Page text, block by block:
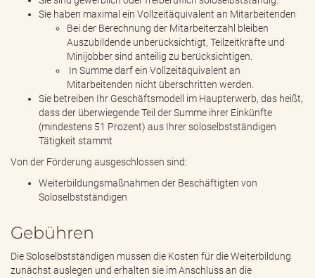
Sie haben maximal ein Vollzeitäquivalent an Mitarbeitenden
Bei der Berechnung der Mitarbeiterzahl bleiben
Auszubildende unberücksichtigt, Teilzeitkräfte und
Minijobber sind anteilig zu berücksichtigen.
In Summe darf ein Vollzeitäquivalent an
Mitarbeitenden nicht überschritten werden.
Sie betreiben Ihr Geschäftsmodell im Haupterwerb, das heißt,
dass der überwiegende Teil der Summe ihrer Einkünfte
(mindestens 51 Prozent) aus Ihrer soloselbstständigen
Tätigkeit stammt
Von der Förderung ausgeschlossen sind:
Weiterbildungsmaßnahmen der Beschäftigten von
Soloselbstständigen
Gebühren
Die Soloselbstständigen müssen die Kosten für die Weiterbildung
zunächst auslegen und erhalten sie im Anschluss an die